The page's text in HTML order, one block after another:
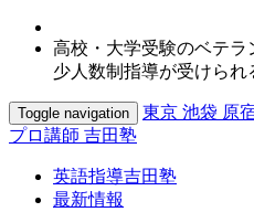
高校・大学受験のベテラ
少人数制指導が受けら
Toggle navigation
東京 池袋 原
プロ講師 吉田塾
英語指導吉田塾
最新情報